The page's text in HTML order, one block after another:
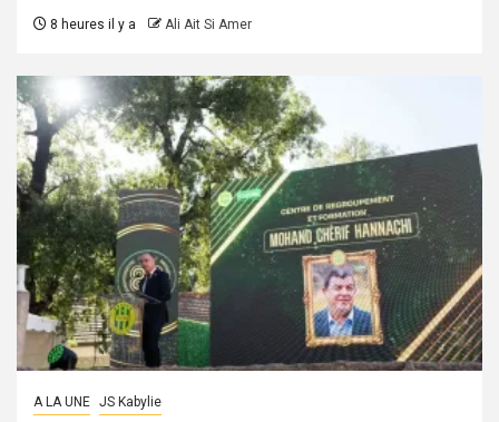
8 heures il y a Ali Ait Si Amer
A LA UNE JS Kabylie